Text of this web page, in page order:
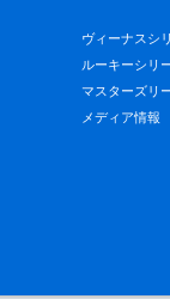
ヴィーナスシ
ルーキーシリ
マスターズリ
メディア情報